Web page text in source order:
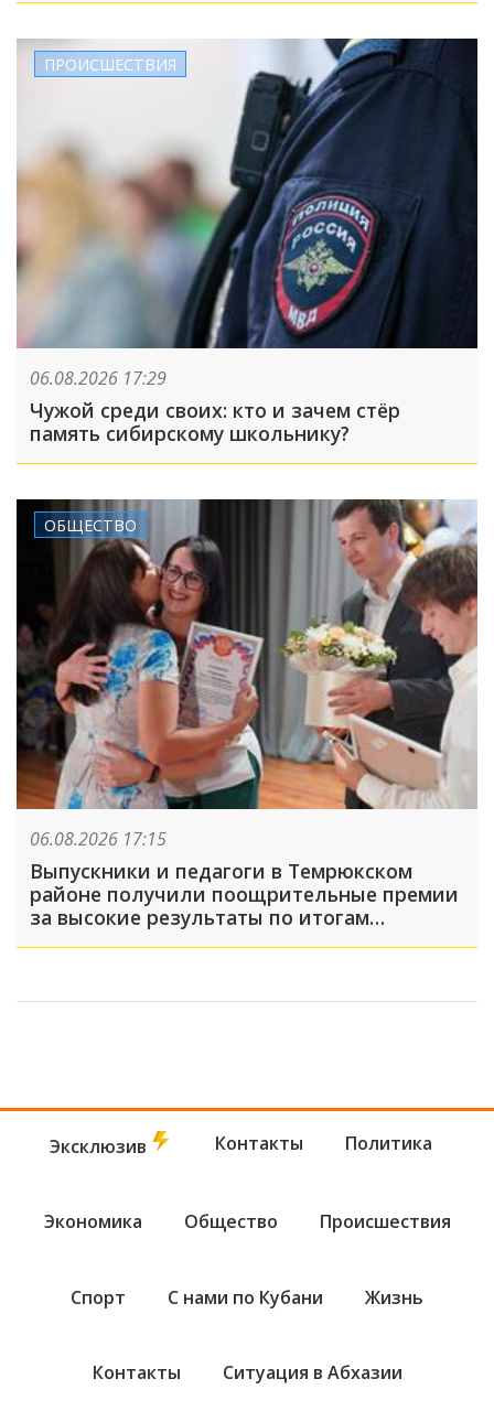
ПРОИСШЕСТВИЯ
06.08.2026 17:29
Чужой среди своих: кто и зачем стёр
память сибирскому школьнику?
ОБЩЕСТВО
06.08.2026 17:15
Выпускники и педагоги в Темрюкском
районе получили поощрительные премии
за высокие результаты по итогам
учебного года
Эксклюзив Контакты Политика
Экономика Общество Происшествия
Спорт С нами по Кубани Жизнь
Контакты Ситуация в Абхазии